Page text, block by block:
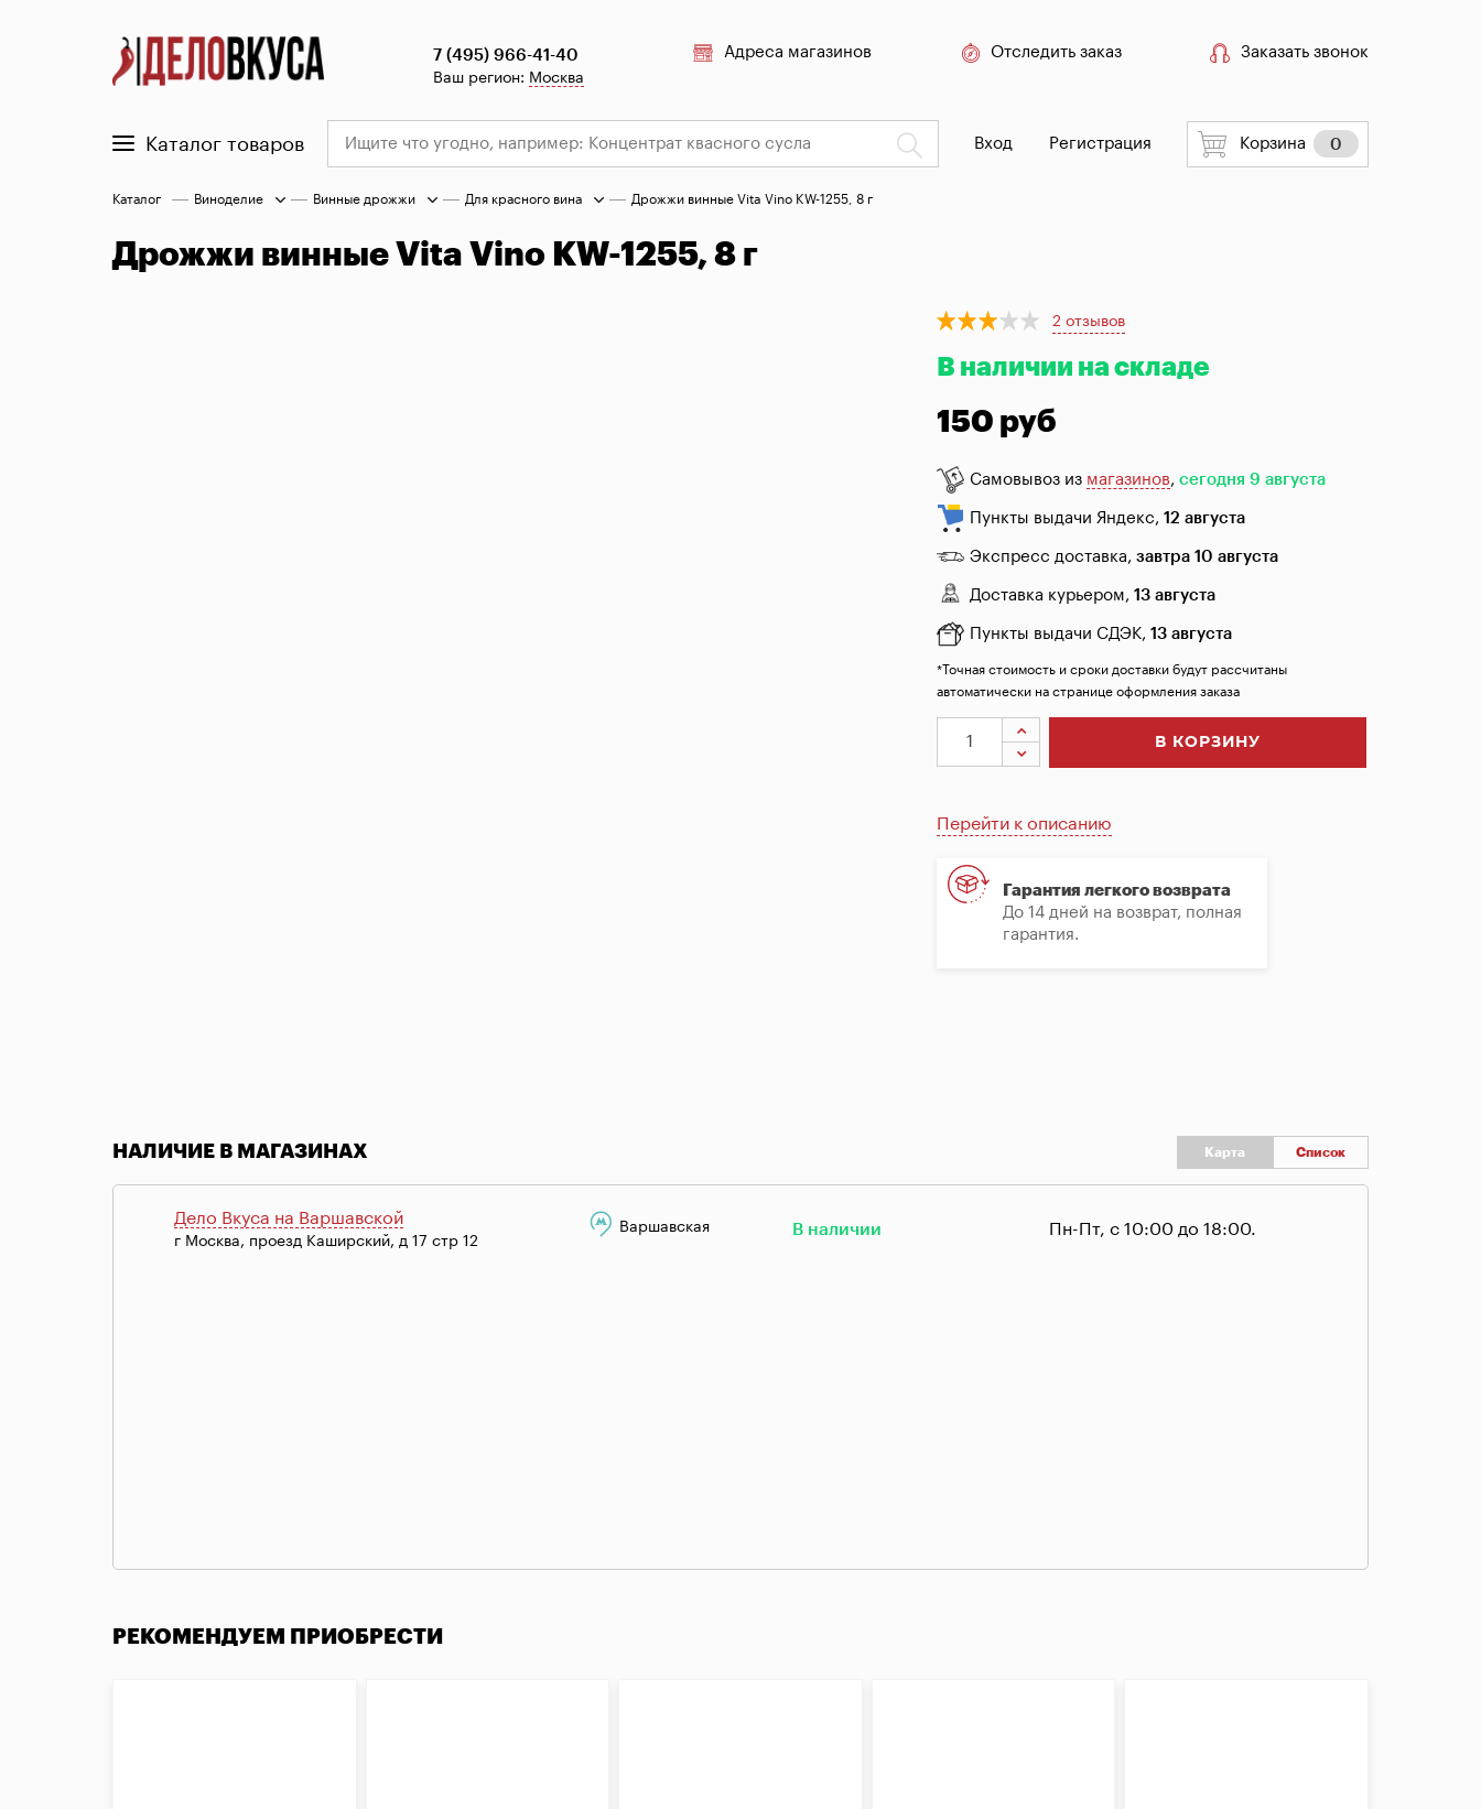
7 (495) 966-41-40
Ваш регион: Москва
Адреса магазинов Отследить заказ Заказать звонок
Каталог товаров Вход Регистрация Корзина 0
Каталог Виноделие Винные дрожжи Для красного вина Дрожжи винные Vita Vino KW-1255, 8 г
Дрожжи винные Vita Vino KW-1255, 8 г
1
2 отзывов
В наличии на складе
150 руб
Самовывоз из магазинов, сегодня 9 августа
Пункты выдачи Яндекс, 12 августа
Экспресс доставка, завтра 10 августа
Доставка курьером, 13 августа
Пункты выдачи СДЭК, 13 августа
*Точная стоимость и сроки доставки будут рассчитаны
автоматически на странице оформления заказа
В КОРЗИНУ
Перейти к описанию
Гарантия легкого возврата
До 14 дней на возврат, полная
гарантия.
НАЛИЧИЕ В МАГАЗИНАХ Карта Список
Дело Вкуса на Варшавской
г Москва, проезд Каширский, д 17 стр 12
Варшавская В наличии Пн-Пт, с 10:00 до 18:00.
РЕКОМЕНДУЕМ ПРИОБРЕСТИ